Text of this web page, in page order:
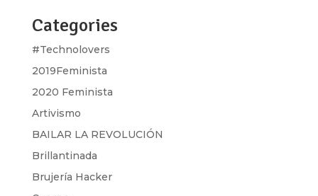
Categories
#Technolovers
2019Feminista
2020 Feminista
Artivismo
BAILAR LA REVOLUCIÓN
Brillantinada
Brujería Hacker